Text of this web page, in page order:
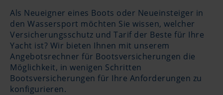
Als Neueigner eines Boots oder Neueinsteiger in
den Wassersport möchten Sie wissen, welcher
Versicherungsschutz und Tarif der Beste für Ihre
Yacht ist? Wir bieten Ihnen mit unserem
Angebotsrechner für Bootsversicherungen die
Möglichkeit, in wenigen Schritten
Bootsversicherungen für Ihre Anforderungen zu
konfigurieren.